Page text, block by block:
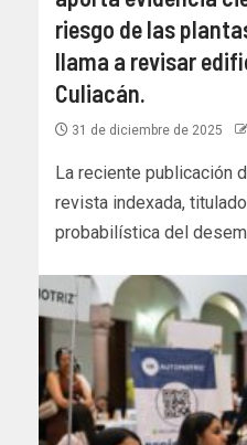
riesgo de las
llama a revisar
Culiacán.
31 de diciembre de 2025
La reciente publicación
revista indexada, titulado
probabilística del